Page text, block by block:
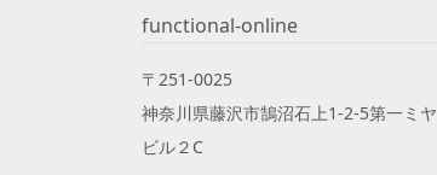
functional-online
〒251-0025
神奈川県藤沢市鵠沼石上1-2-5第一ミヤ
ビル２C